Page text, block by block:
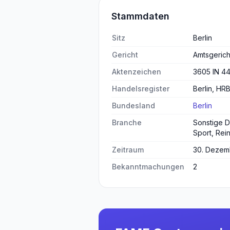
Stammdaten
Sitz
Berlin
Gericht
Aktenzeichen
3605 IN
Handelsregister
Berlin,
Bundesland
Berlin
Branche
Sonstige
Sport,
Zeitraum
30.
Bekanntmachungen
2